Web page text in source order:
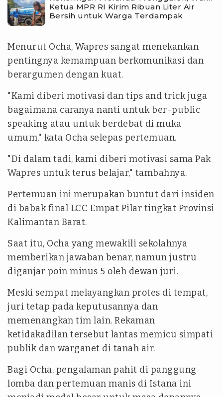
Ketua MPR RI Kirim Ribuan Liter Air
Bersih untuk Warga Terdampak
Menurut Ocha, Wapres sangat menekankan
pentingnya kemampuan berkomunikasi dan
berargumen dengan kuat.
"Kami diberi motivasi dan tips and trick juga
bagaimana caranya nanti untuk ber-public
speaking atau untuk berdebat di muka
umum," kata Ocha selepas pertemuan.
"Di dalam tadi, kami diberi motivasi sama Pak
Wapres untuk terus belajar," tambahnya.
Pertemuan ini merupakan buntut dari insiden
di babak final LCC Empat Pilar tingkat Provinsi
Kalimantan Barat.
Saat itu, Ocha yang mewakili sekolahnya
memberikan jawaban benar, namun justru
diganjar poin minus 5 oleh dewan juri.
Meski sempat melayangkan protes di tempat,
juri tetap pada keputusannya dan
memenangkan tim lain. Rekaman
ketidakadilan tersebut lantas memicu simpati
publik dan warganet di tanah air.
Bagi Ocha, pengalaman pahit di panggung
lomba dan pertemuan manis di Istana ini